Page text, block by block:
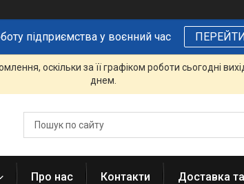
підприємства у воєнний час
оскільки за її графіком роботи сьогодні
днем.
Про нас Контакти Доставка